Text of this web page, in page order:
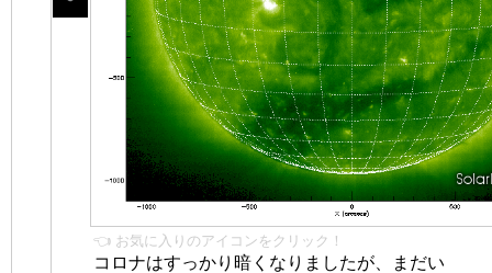
👈 お気に入りのアイコンをクリック！
コロナはすっかり暗くなりましたが、まだい